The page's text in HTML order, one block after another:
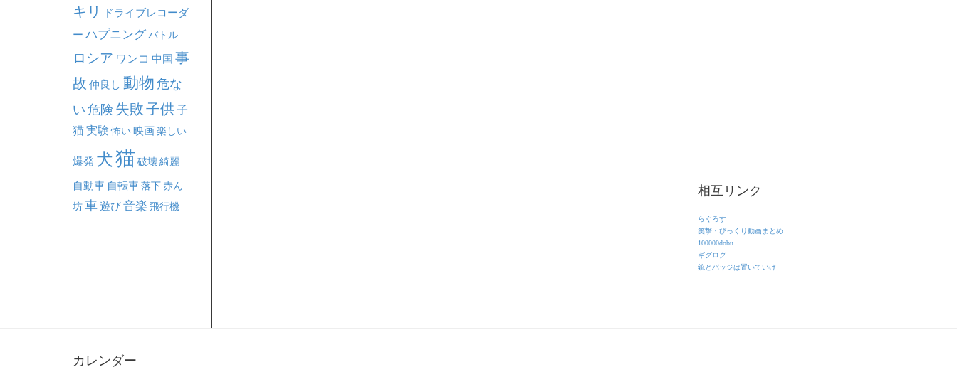
相互リンク
らぐろす
笑撃・びっくり動画まとめ
100000dobu
ギグログ
銃とバッジは置いていけ
キリ
ドライブレコーダ
ー ハプニング バトル
ロシア ワンコ 中国 事
故 仲良し 動物 危な
い 危険 失敗子供子
猫実験 怖い映画楽しい
爆発 犬猫 破壊綺麗
自動車 自転車落下赤ん
坊車遊び音楽 飛行機
カレンダー